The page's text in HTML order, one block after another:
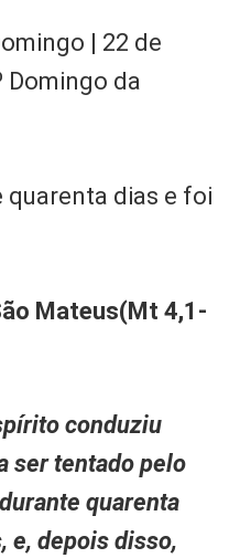
| 22 de
Domingo da
quarenta dias e foi
Mateus(Mt 4,1-
conduziu
ser tentado pelo
quarenta
e, depois disso,